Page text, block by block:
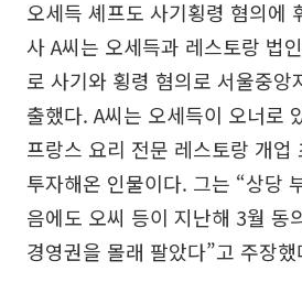
오세득 셰프도 사기횡령 혐의에
사 A씨는 오세득과 레스토랑 법
로 사기와 횡령 혐의로 서울중앙
출했다. A씨는 오세득이 오너로
프랑스 요리 전문 레스토랑 개업
투자해온 인물이다. 그는 “상당
음에도 오씨 등이 지난해 3월 동
경영권을 몰래 팔았다”고 주장했